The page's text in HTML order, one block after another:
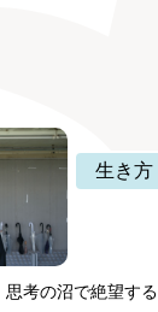
生き方
考の沼で絶望する